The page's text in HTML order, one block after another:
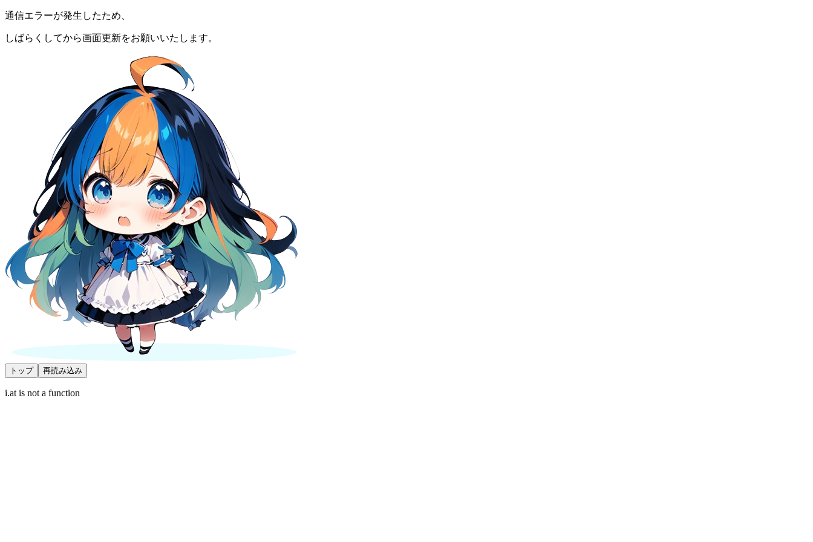
通信エラーが発生したため、
しばらくしてから画面更新をお願いいたします。
トップ 再読み込み
i.at is not a function